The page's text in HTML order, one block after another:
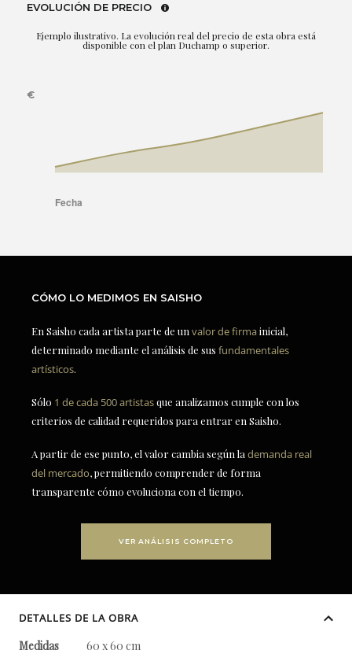
EVOLUCIÓN DE PRECIO
Ejemplo ilustrativo. La evolución real del precio de esta obra está
disponible con el plan Duchamp o superior.
CÓMO LO MEDIMOS EN SAISHO
En Saisho cada artista parte de un valor de firmainicial,
determinado mediante el análisis de sus fundamentales
artísticos.
Sólo 1 de cada 500 artistasque analizamos cumple con los
criterios de calidad requeridos para entrar en Saisho.
A partir de ese punto, el valor cambia según la demanda real
del mercado, permitiendo comprender de forma
transparente cómo evoluciona con el tiempo.
VER ANÁLISIS COMPLETO
DETALLES DE LA OBRA
Medidas
60 x 60 cm